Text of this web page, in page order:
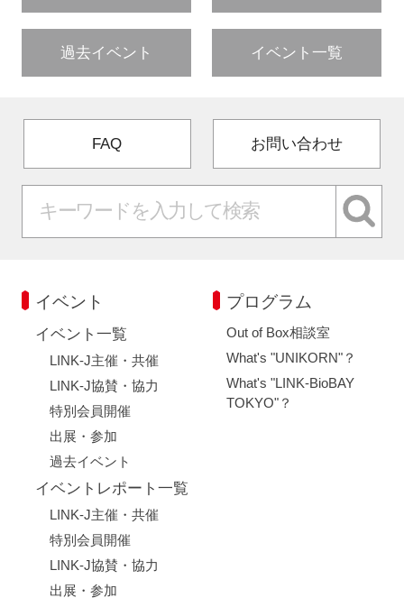
過去イベント イベント一覧
FAQ お問い合わせ
イベント
イベント一覧
LINK-J主催・共催
LINK-J協賛・協力
特別会員開催
出展・参加
過去イベント
イベントレポート一覧
LINK-J主催・共催
特別会員開催
LINK-J協賛・協力
出展・参加
プログラム
Out of Box相談室
What's "UNIKORN"？
What's "LINK-BioBAY
TOKYO"？